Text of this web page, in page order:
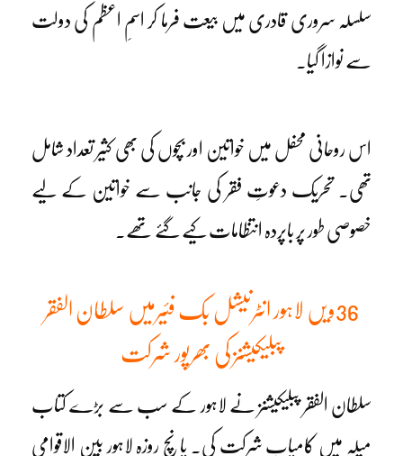
سلسلہ سروری قادری میں بیعت فرما کر اسمِ اعظم کی دولت
سے نوازا گیا۔
اس روحانی محفل میں خواتین اور بچوں کی بھی کثیر تعداد شامل
تھی۔ تحریک دعوتِ فقر کی جانب سے خواتین کے لیے
خصوصی طور پر باپردہ انتظامات کیے گئے تھے۔
36ویں لاہور انٹرنیشل بک فئیرمیں سلطان الفقر
پبلیکیشنز کی بھرپور شرکت
سلطان الفقر پبلیکیشنز نے لاہور کے سب سے بڑے کتاب
میلہ میں کامیاب شرکت کی۔ پانچ روزہ لاہور بین الاقوامی